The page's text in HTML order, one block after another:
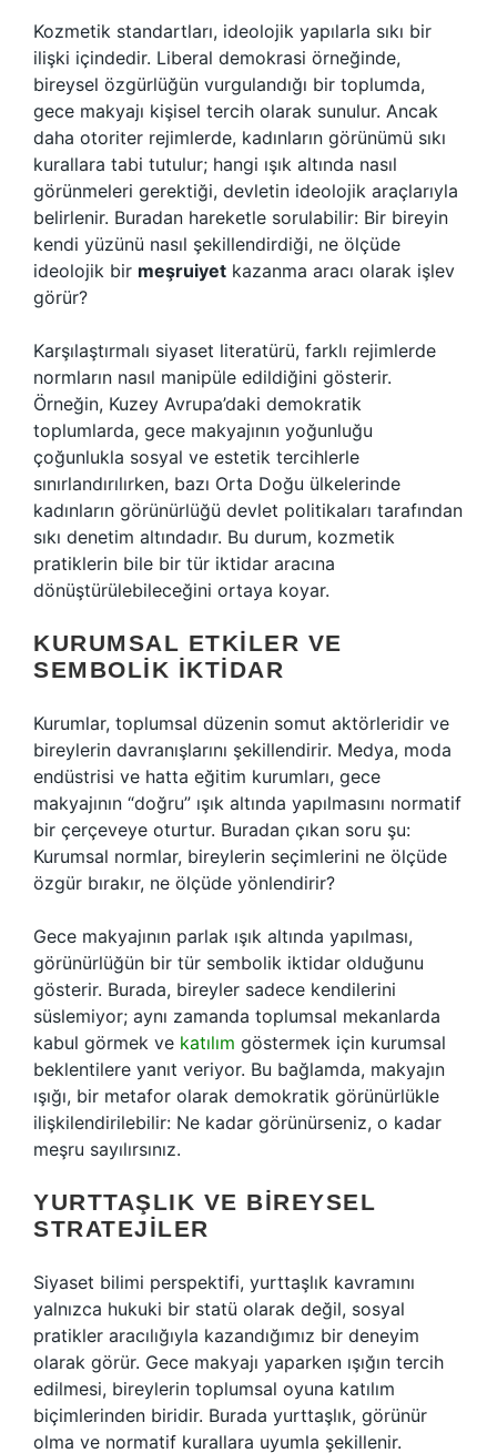
Kozmetik standartları, ideolojik yapılarla sıkı bir
ilişki içindedir. Liberal demokrasi örneğinde,
bireysel özgürlüğün vurgulandığı bir toplumda,
gece makyajı kişisel tercih olarak sunulur. Ancak
daha otoriter rejimlerde, kadınların görünümü sıkı
kurallara tabi tutulur; hangi ışık altında nasıl
görünmeleri gerektiği, devletin ideolojik araçlarıyla
belirlenir. Buradan hareketle sorulabilir: Bir bireyin
kendi yüzünü nasıl şekillendirdiği, ne ölçüde
ideolojik bir meşruiyet kazanma aracı olarak işlev
görür?
Karşılaştırmalı siyaset literatürü, farklı rejimlerde
normların nasıl manipüle edildiğini gösterir.
Örneğin, Kuzey Avrupa’daki demokratik
toplumlarda, gece makyajının yoğunluğu
çoğunlukla sosyal ve estetik tercihlerle
sınırlandırılırken, bazı Orta Doğu ülkelerinde
kadınların görünürlüğü devlet politikaları tarafından
sıkı denetim altındadır. Bu durum, kozmetik
pratiklerin bile bir tür iktidar aracına
dönüştürülebileceğini ortaya koyar.
KURUMSAL ETKILER VE
SEMBOLIK İKTIDAR
Kurumlar, toplumsal düzenin somut aktörleridir ve
bireylerin davranışlarını şekillendirir. Medya, moda
endüstrisi ve hatta eğitim kurumları, gece
makyajının “doğru” ışık altında yapılmasını normatif
bir çerçeveye oturtur. Buradan çıkan soru şu:
Kurumsal normlar, bireylerin seçimlerini ne ölçüde
özgür bırakır, ne ölçüde yönlendirir?
Gece makyajının parlak ışık altında yapılması,
görünürlüğün bir tür sembolik iktidar olduğunu
gösterir. Burada, bireyler sadece kendilerini
süslemiyor; aynı zamanda toplumsal mekanlarda
kabul görmek ve katılım göstermek için kurumsal
beklentilere yanıt veriyor. Bu bağlamda, makyajın
ışığı, bir metafor olarak demokratik görünürlükle
ilişkilendirilebilir: Ne kadar görünürseniz, o kadar
meşru sayılırsınız.
YURTTAŞLIK VE BIREYSEL
STRATEJILER
Siyaset bilimi perspektifi, yurttaşlık kavramını
yalnızca hukuki bir statü olarak değil, sosyal
pratikler aracılığıyla kazandığımız bir deneyim
olarak görür. Gece makyajı yaparken ışığın tercih
edilmesi, bireylerin toplumsal oyuna katılım
biçimlerinden biridir. Burada yurttaşlık, görünür
olma ve normatif kurallara uyumla şekillenir.